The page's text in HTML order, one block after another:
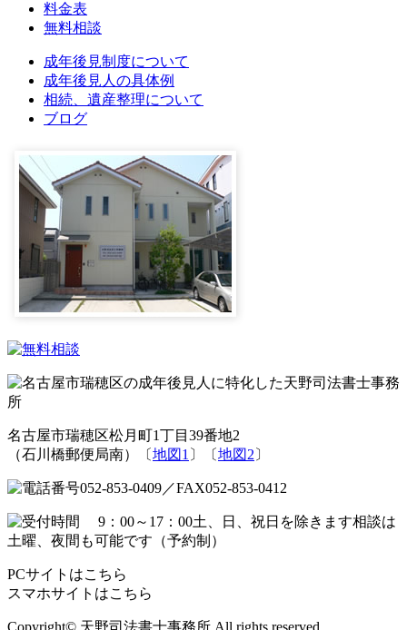
料金表
無料相談
成年後見制度について
成年後見人の具体例
相続、遺産整理について
ブログ
名古屋市瑞穂区松月町1丁目39番地2
（石川橋郵便局南）〔 地図1 〕〔 地図2 〕
PCサイトはこちら
スマホサイトはこちら